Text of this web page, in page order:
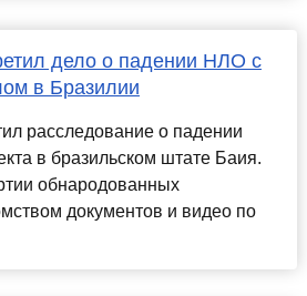
дело о падении НЛО с
в Бразилии
расследование о падении
в бразильском штате Баия.
обнародованных
документов и видео по